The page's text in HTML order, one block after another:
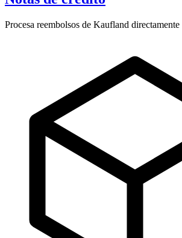
Procesa reembolsos de Kaufland